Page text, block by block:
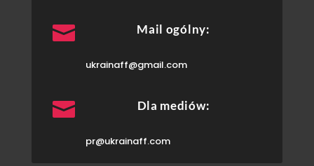
 Mail ogólny:
ukrainaff@gmail.com
 Dla mediów:
pr@ukrainaff.com